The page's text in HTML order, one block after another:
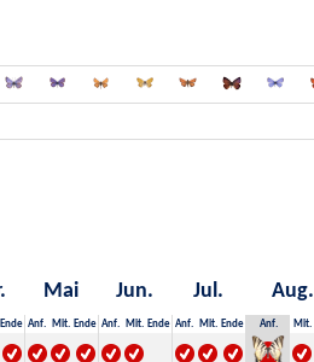
Mai Jun. Jul. Aug.
Ende Anf. Mit. Ende Anf. Mit. Ende Anf. Mit. Ende Anf. Mit.